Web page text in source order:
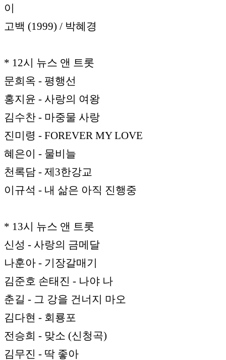
이
고백 (1999) / 박혜경
* 12시 뉴스 앤 트롯
문희옥 - 평행선
홍지윤 - 사랑의 여왕
김수찬 - 마중물 사랑
진미령 - FOREVER MY LOVE
혜은이 - 물비늘
천록담 - 제3한강교
이규석 - 내 삶은 아직 진행중
* 13시 뉴스 앤 트롯
신성 - 사랑의 금메달
나훈아 - 기장갈매기
김준호 손태진 - 나야 나
춘길 - 그 강을 건너지 마오
김다현 - 회룡포
전승희 - 맞소 (신청곡)
김무진 - 딱 좋아